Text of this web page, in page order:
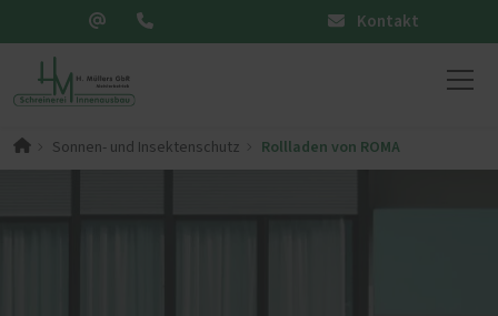
Kontakt
Sonnen- und Insektenschutz Rollladen von ROMA